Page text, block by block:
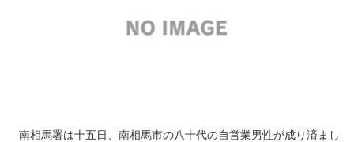
南相馬署は十五日、南相馬市の八十代の自営業男性が成り済まし